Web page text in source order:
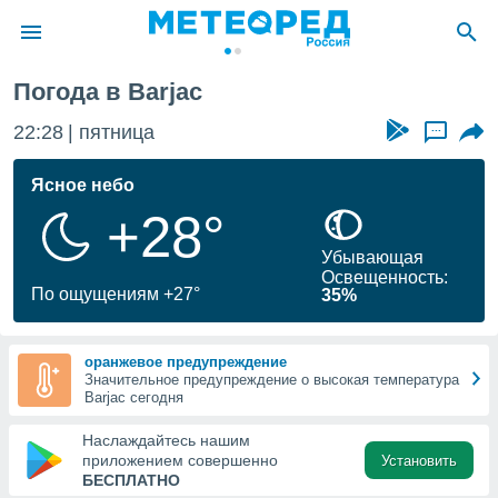
о
Вы можете
к этому
доступ
Погода в Barjac
22:28 пятница ...
Ясное небо
+28°
По ощущениям +27°
Убывающая
Освещенность:
35%
оранжевое предупреждение
Значительное предупреждение о высокая температура
Barjac сегодня
Наслаждайтесь нашим
приложением совершенно
БЕСПЛАТНО
Установить